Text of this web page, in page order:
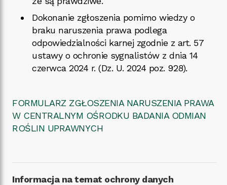
Dokonanie zgłoszenia pomimo wiedzy o
braku naruszenia prawa podlega
odpowiedzialności karnej zgodnie z art. 57
ustawy o ochronie sygnalistów z dnia 14
czerwca 2024 r. (Dz. U. 2024 poz. 928).
FORMULARZ ZGŁOSZENIA NARUSZENIA PRAWA
W CENTRALNYM OŚRODKU BADANIA ODMIAN
ROŚLIN UPRAWNYCH
Informacja na temat ochrony danych